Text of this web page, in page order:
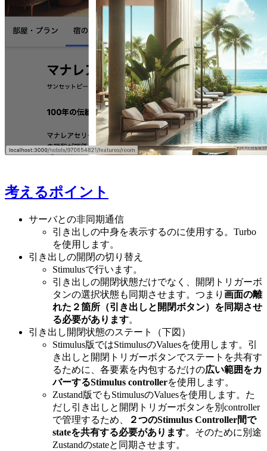
考えるポイント
サーバとの非同期通信
引き出しの中身を表示するのに使用する。Turbo
を使用します。
引き出しの開閉の切り替え
Stimulusで行います。
引き出しの開閉状態だけでなく、開閉トリガーボ
タンの選択状態も同期させます。つまり 画面の離
れた２箇所（引き出しと開閉ボタン）を同期させ
る必要があります。
引き出し開閉状態のステート（下図）
Stimulus版ではStimulusのValuesを使用します。引
き出しと開閉トリガーボタンでステートを共有す
るために、各要素を内包するだけの広い範囲をカ
バーするStimulus controllerを使用します。
Zustand版でもStimulusのValuesを使用します。た
だし引き出しと開閉トリガーボタンを別controller
で管理するため、
２つのStimulus Controller間で
stateを共有する必要があります。そのために別途
Zustandのstateと同期させます。